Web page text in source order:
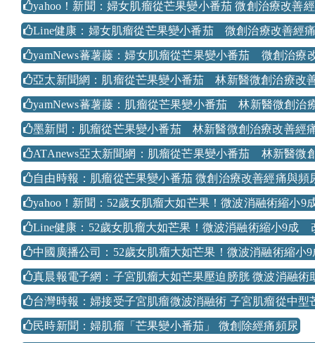
yahoo！新聞：婦女肌瘤從芒果變小番茄 微創治療改善
Line健康：婦女肌瘤從芒果變小番茄 微創治療改善經
yamNews蕃薯藤：婦女肌瘤從芒果變小番茄 微創治療
亞太新聞網：肌瘤從芒果變小番茄 林新醫微創治療改
yamNews蕃薯藤：肌瘤從芒果變小番茄 林新醫微創治
墨新聞：肌瘤從芒果變小番茄 林新醫微創治療改善經
ATAnews亞太新聞網：肌瘤從芒果變小番茄 林新醫微
自由時報：肌瘤從芒果變小番茄 微創治療改善經痛與頻
yahoo！新聞：52歲女肌瘤大如芒果！微波消融術縮小9
Line健康：52歲女肌瘤大如芒果！微波消融術縮小9成
中國廣播公司：52歲女肌瘤大如芒果！微波消融術縮
真晨報電子網：子宮肌瘤大如芒果壓迫膀胱 微波消融術
台灣時報：婦接受子宮肌瘤微波消融術 子宮肌瘤從中型
民時新聞：婦肌瘤「芒果變小番茄」 微創除經痛頻尿